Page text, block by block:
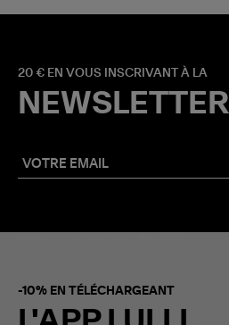
20 € EN VOUS INSCRIVANT À LA
NEWSLETTER
-10% EN TÉLÉCHARGEANT